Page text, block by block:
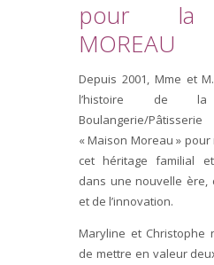
pour la
MOREAU
Depuis 2001, Mme et
l’histoire de
Boulangerie/
« Maison Moreau »
cet héritage familial
dans une nouvelle ère,
et de l’innovation.
Maryline et Christophe
de mettre en valeur